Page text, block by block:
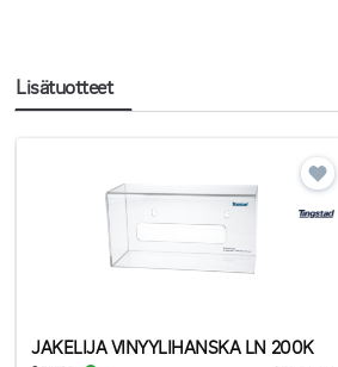
Lisätuotteet
JAKELIJA VINYYLIHANSKA LN 200K